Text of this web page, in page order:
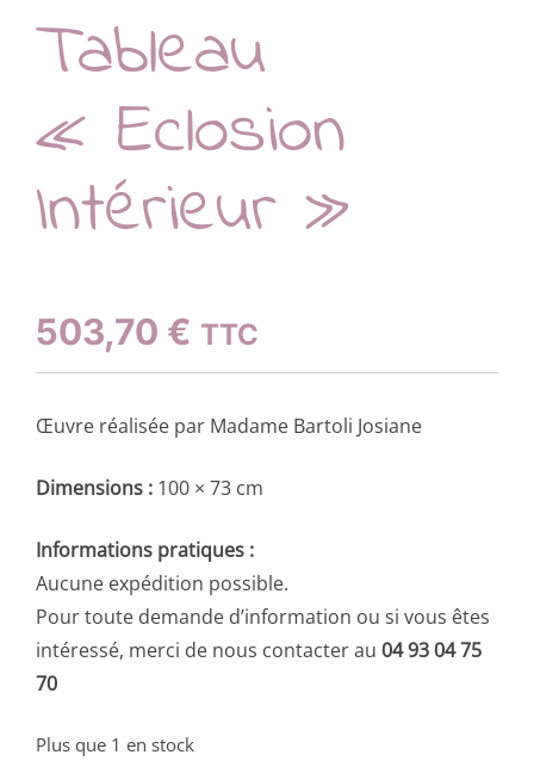
Tableau
« Eclosion
Intérieur »
503,70 € TTC
Œuvre réalisée par Madame Bartoli Josiane
Dimensions : 100 × 73 cm
Informations pratiques :
Aucune expédition possible.
Pour toute demande d’information ou si vous êtes
intéressé, merci de nous contacter au 04 93 04 75
70
Plus que 1 en stock